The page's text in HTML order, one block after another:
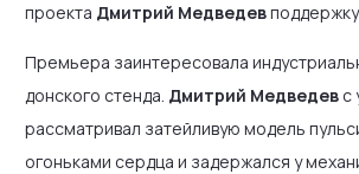
проекта Дмитрий Медведев
Премьера заинтересовала
донского стенда. Дмитрий Медведев с
рассматривал затейливую модель
огоньками сердца и задержался у